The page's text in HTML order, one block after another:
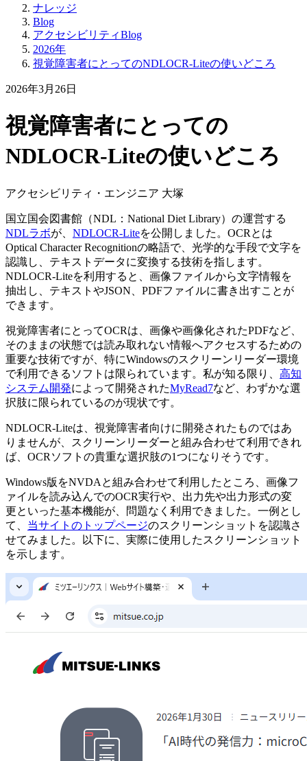
ナレッジ
Blog
アクセシビリティBlog
2026年
視覚障害者にとってのNDLOCR-Liteの使いどころ
2026年3月26日
視覚障害者にとっての
NDLOCR-Liteの使いどころ
アクセシビリティ・エンジニア 大塚
国立国会図書館（NDL：National Diet Library）の運営する
NDLラボが、 NDLOCR-Liteを公開しました。OCRとは
Optical Character Recognitionの略語で、光学的な手段で文字を
認識し、テキストデータに変換する技術を指します。
NDLOCR-Liteを利用すると、画像ファイルから文字情報を
抽出し、テキストやJSON、PDFファイルに書き出すことが
できます。
視覚障害者にとってOCRは、画像や画像化されたPDFなど、
そのままの状態では読み取れない情報へアクセスするための
重要な技術ですが、特にWindowsのスクリーンリーダー環境
で利用できるソフトは限られています。私が知る限り、 高知
システム開発によって開発されたMyRead7など、わずかな選
択肢に限られているのが現状です。
NDLOCR-Liteは、視覚障害者向けに開発されたものではあ
りませんが、スクリーンリーダーと組み合わせて利用できれ
ば、OCRソフトの貴重な選択肢の1つになりそうです。
Windows版をNVDAと組み合わせて利用したところ、画像フ
ァイルを読み込んでのOCR実行や、出力先や出力形式の変
更といった基本機能が、問題なく利用できました。一例とし
て、 当サイトのトップページのスクリーンショットを認識さ
せてみました。以下に、実際に使用したスクリーンショット
を示します。